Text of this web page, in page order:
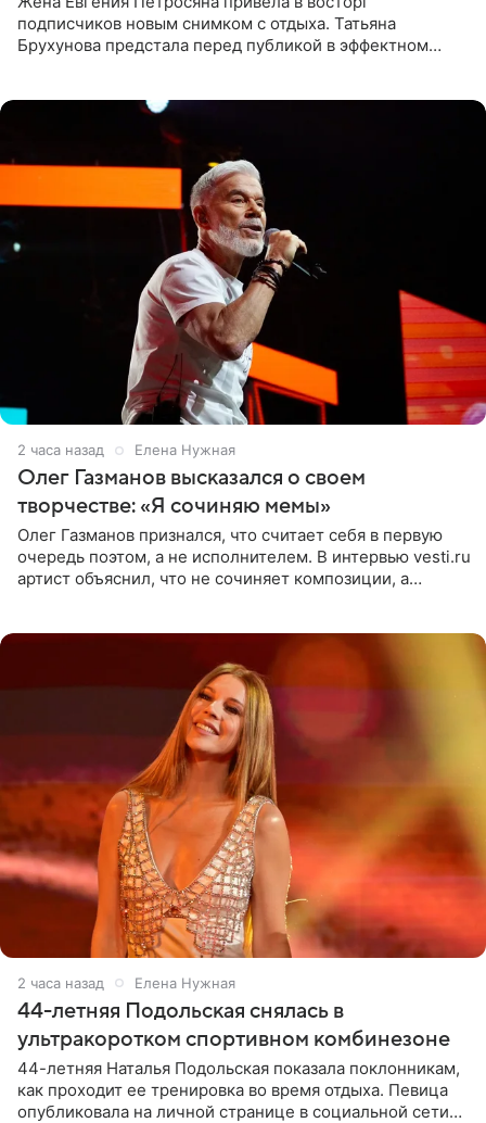
подписчиков новым снимком с отдыха. Татьяна
Брухунова предстала перед публикой в эффектном
2 часа назад Елена Нужная
Олег Газманов высказался о своем
творчестве: «Я сочиняю мемы»
Олег Газманов признался, что считает себя в первую
очередь поэтом, а не исполнителем. В интервью vesti.ru
артист объяснил, что не сочиняет композиции, а
2 часа назад Елена Нужная
44-летняя Подольская снялась в
ультракоротком спортивном комбинезоне
44-летняя Наталья Подольская показала поклонникам,
как проходит ее тренировка во время отдыха. Певица
опубликовала на личной странице в социальной сети